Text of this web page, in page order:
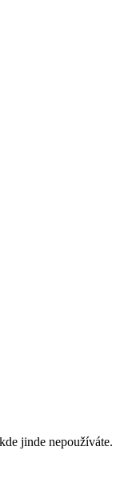
jinde nepoužíváte.